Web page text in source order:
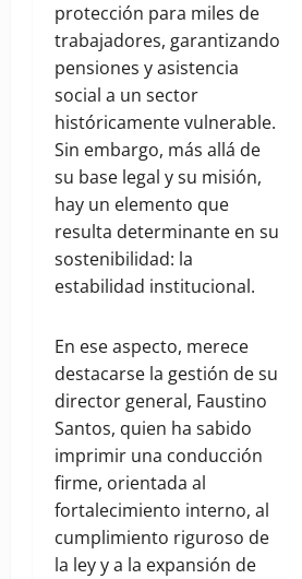
protección para miles de
trabajadores, garantizando
pensiones y asistencia
social a un sector
históricamente vulnerable.
Sin embargo, más allá de
su base legal y su misión,
hay un elemento que
resulta determinante en su
sostenibilidad: la
estabilidad institucional.
En ese aspecto, merece
destacarse la gestión de su
director general, Faustino
Santos, quien ha sabido
imprimir una conducción
firme, orientada al
fortalecimiento interno, al
cumplimiento riguroso de
la ley y a la expansión de